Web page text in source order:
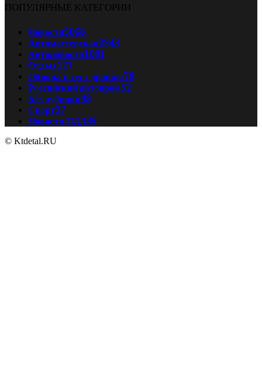
ПОПУЛЯРНЫЕ КАТЕГОРИИ
Новости5068
Автомастерская2343
Автоновости1081
Отдых127
Обзоры и тест драйвы78
Российский автопром52
Без рубрики48
Спорт37
Новости ПДД35
© Ktdetal.RU